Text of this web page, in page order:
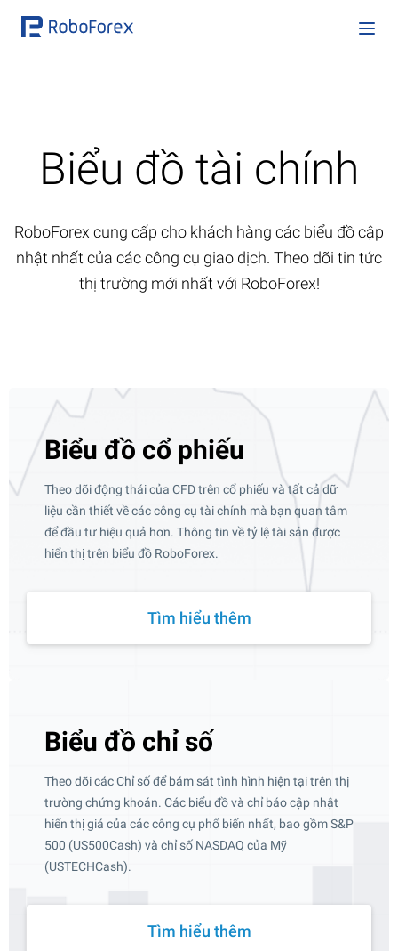
Biểu đồ tài chính
RoboForex cung cấp cho khách hàng các biểu đồ cập
nhật nhất của các công cụ giao dịch. Theo dõi tin tức
thị trường mới nhất với RoboForex!
Biểu đồ cổ phiếu
Theo dõi động thái của CFD trên cổ phiếu và tất cả dữ
liệu cần thiết về các công cụ tài chính mà bạn quan tâm
để đầu tư hiệu quả hơn. Thông tin về tỷ lệ tài sản được
hiển thị trên biểu đồ RoboForex.
Tìm hiểu thêm
Biểu đồ chỉ số
Theo dõi các Chỉ số để bám sát tình hình hiện tại trên thị
trường chứng khoán. Các biểu đồ và chỉ báo cập nhật
hiển thị giá của các công cụ phổ biến nhất, bao gồm S&P
500 (US500Cash) và chỉ số NASDAQ của Mỹ
(USTECHCash).
Tìm hiểu thêm